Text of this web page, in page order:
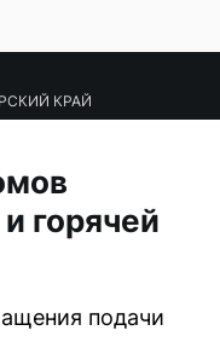
КРАЙ
горячей
подачи